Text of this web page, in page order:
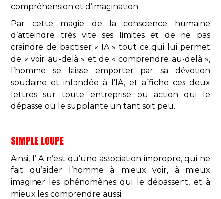
compréhension et d’imagination.
Par cette magie de la conscience humaine
d’atteindre très vite ses limites et de ne pas
craindre de baptiser « IA » tout ce qui lui permet
de « voir au-delà » et de « comprendre au-delà »,
l’homme se laisse emporter par sa dévotion
soudaine et infondée à l’IA, et affiche ces deux
lettres sur toute entreprise ou action qui le
dépasse ou le supplante un tant soit peu.
SIMPLE LOUPE
Ainsi, l’IA n’est qu’une association impropre, qui ne
fait qu’aider l’homme à mieux voir, à mieux
imaginer les phénomènes qui le dépassent, et à
mieux les comprendre aussi.